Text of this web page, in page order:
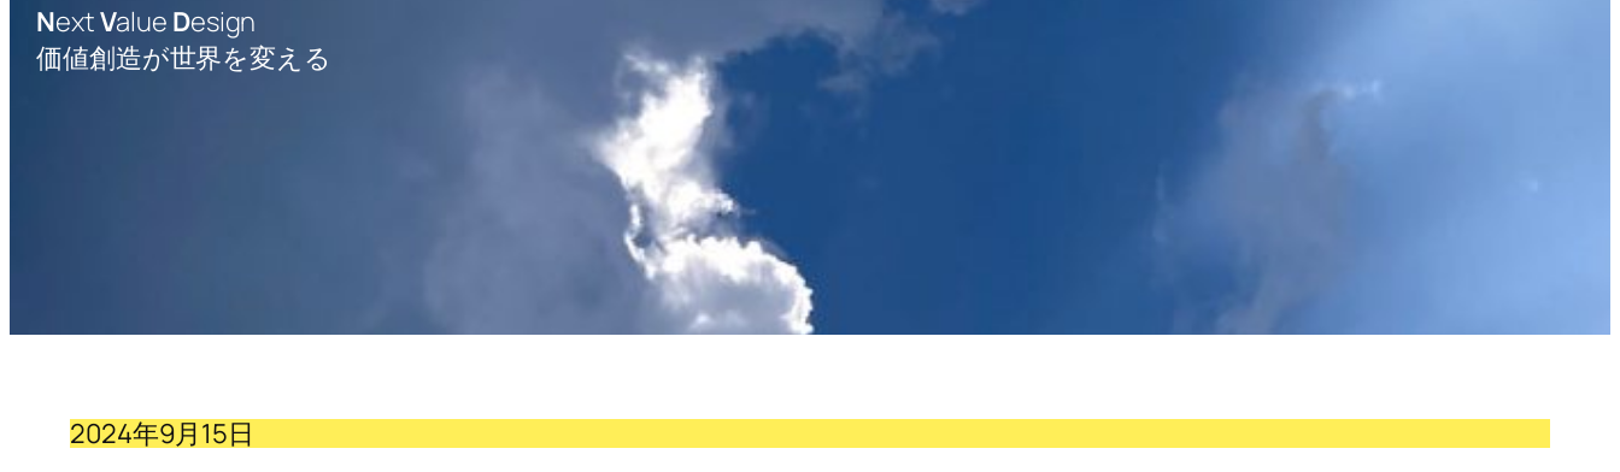
NextValue Design
価値創造が世界を変える
2024年9月15日